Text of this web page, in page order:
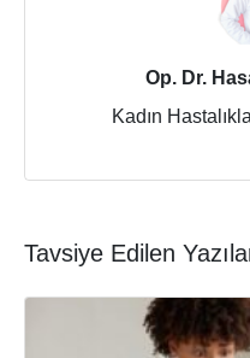
Op. Dr.
Kadın
Tavsiye Edilen